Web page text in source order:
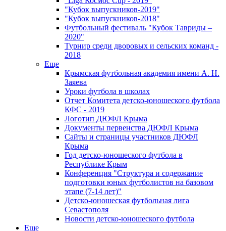
"Кубок выпускников-2019"
"Кубок выпускников-2018"
Футбольный фестиваль "Кубок Тавриды –
2020"
Турнир среди дворовых и сельских команд -
2018
Еще
Крымская футбольная академия имени А. Н.
Заяева
Уроки футбола в школах
Отчет Комитета детско-юношеского футбола
КФС - 2019
Логотип ДЮФЛ Крыма
Документы первенства ДЮФЛ Крыма
Сайты и страницы участников ДЮФЛ
Крыма
Год детско-юношеского футбола в
Республике Крым
Конференция "Структура и содержание
подготовки юных футболистов на базовом
этапе (7-14 лет)"
Детско-юношеская футбольная лига
Севастополя
Новости детско-юношеского футбола
Еще